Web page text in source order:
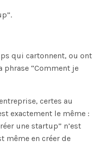
qui cartonnent, ou ont
phrase “Comment je
certes au
exactement le même :
une startup” n’est
même en créer de